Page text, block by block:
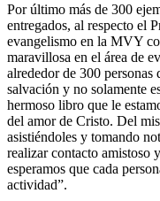
Por último más de 300
entregados, al respecto el
evangelismo en la MVY
maravillosa en el área de
alrededor de 300 personas
salvación y no solamente
hermoso libro que le
del amor de Cristo. Del
asistiéndoles y tomando
realizar contacto amistoso
esperamos que cada
actividad”.